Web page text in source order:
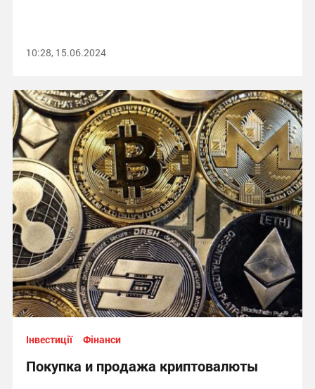
10:28, 15.06.2024
Інвестиції Фінанси
Покупка и продажа криптовалюты